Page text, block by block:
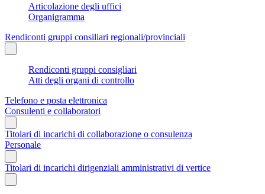
Articolazione degli uffici
Organigramma
Rendiconti gruppi consiliari regionali/provinciali
Rendiconti gruppi consigliari
Atti degli organi di controllo
Telefono e posta elettronica
Consulenti e collaboratori
Titolari di incarichi di collaborazione o consulenza
Personale
Titolari di incarichi dirigenziali amministrativi di vertice